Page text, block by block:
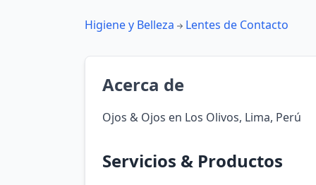
Higiene y Belleza Lentes de Contacto
Acerca de
Ojos & Ojos en Los Olivos, Lima, Perú
Servicios & Productos